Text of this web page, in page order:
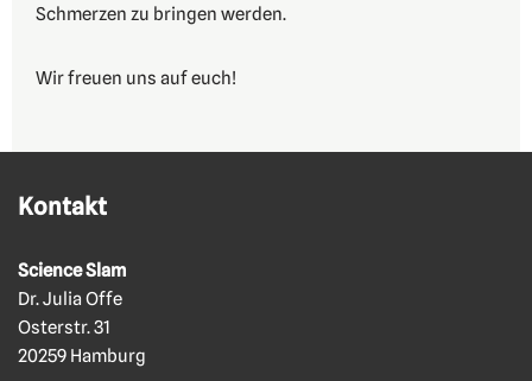
Schmerzen zu bringen werden.
Wir freuen uns auf euch!
Kontakt
Science Slam
Dr. Julia Offe
Osterstr. 31
20259 Hamburg